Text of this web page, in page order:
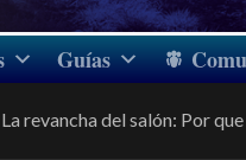
Guías
La revancha del salón: Por